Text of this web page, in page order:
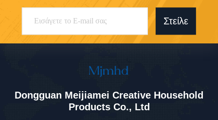
Στείλε
Dongguan Meijiamei Creative Household
Products Co., Ltd